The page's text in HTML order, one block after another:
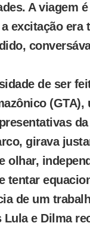
A viagem
excitação era
de ser
(GTA),
girava
olhar,
tentar
de um
e Dilma